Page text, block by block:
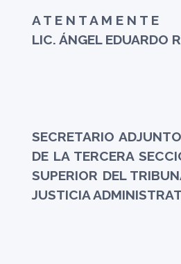
A T E N T A M E N T E
LIC. ÁNGEL EDUARDO
SECRETARIO
DE LA TERCERA
SUPERIOR DEL
JUSTICIA